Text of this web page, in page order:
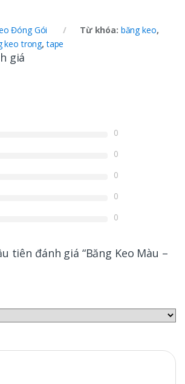
Đóng Gói Từ khóa: băng keo,
keo trong,tape
giá
0
0
0
0
0
tiên đánh giá “Băng Keo Màu –